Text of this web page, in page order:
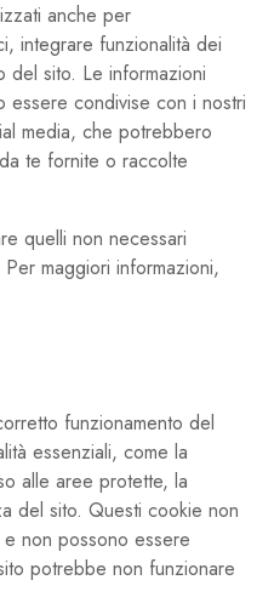
anche per
integrare funzionalità dei
del sito. Le informazioni
essere condivise con i nostri
media, che potrebbero
te fornite o raccolte
quelli non necessari
maggiori informazioni,
funzionamento del
essenziali, come la
alle aree protette, la
del sito. Questi cookie non
non possono essere
potrebbe non funzionare